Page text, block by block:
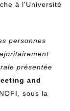
à l'Université
personnes
présentée
and
sous la